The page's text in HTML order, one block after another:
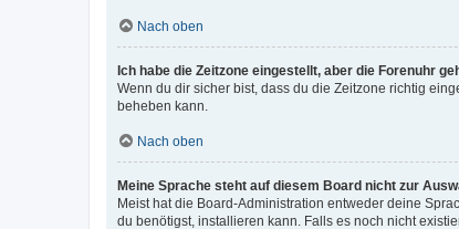
Nach oben
Ich habe die Zeitzone eingestellt, aber die Forenuhr
Wenn du dir sicher bist, dass du die Zeitzone richtig
beheben kann.
Nach oben
Meine Sprache steht auf diesem Board nicht zur
Meist hat die Board-Administration entweder deine
du benötigst, installieren kann. Falls es noch nicht